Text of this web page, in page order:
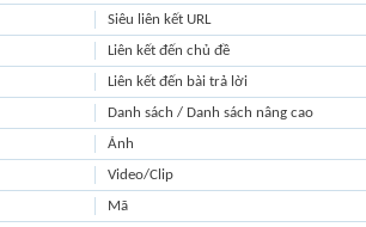
Siêu liên kết URL
Liên kết đến chủ đề
Liên kết đến bài trả lời
Danh sách / Danh sách nâng cao
Ảnh
Video/Clip
Mã